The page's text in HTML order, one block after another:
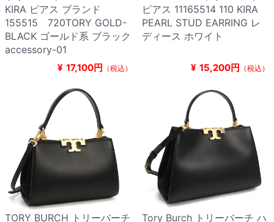
KIRA ピアス ブランド
155515 720TORY GOLD-
BLACK ゴールド系 ブラック
accessory-01
¥ 17,100円 （税込）
ピアス 11165514 110 KIRA
PEARL STUD EARRING レ
ディース ホワイト
¥ 15,200円 （税込）
TORY BURCH トリーバーチ
Tory Burch トリーバーチ ハ